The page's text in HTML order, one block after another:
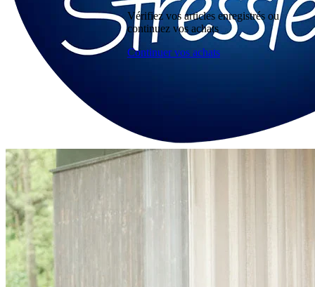
Vérifiez vos articles enregistrés ou
continuez vos achats
Continuer vos achats